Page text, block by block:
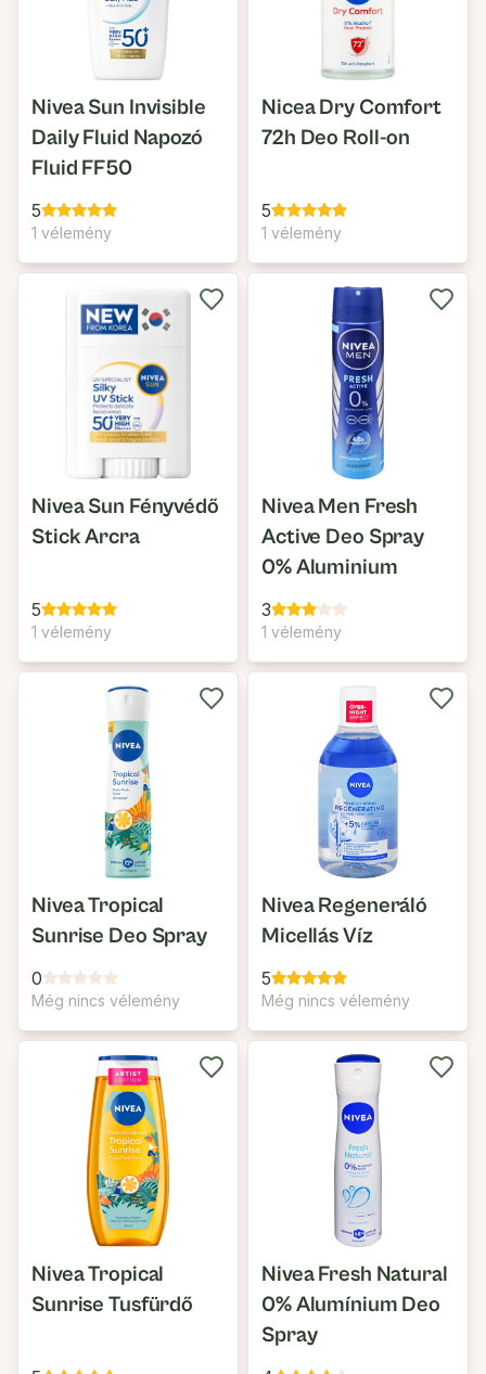
Nivea Sun Invisible
Daily Fluid Napozó
Fluid FF50
5
1 vélemény
Nicea Dry Comfort
72h Deo Roll-on
5
1 vélemény
Nivea Sun Fényvédő
Stick Arcra
5
1 vélemény
Nivea Men Fresh
Active Deo Spray
0% Aluminium
3
1 vélemény
Nivea Tropical
Sunrise Deo Spray
0
Még nincs vélemény
Nivea Regeneráló
Micellás Víz
5
Még nincs vélemény
Nivea Tropical
Sunrise Tusfürdő
Nivea Fresh Natural
0% Alumínium Deo
Spray